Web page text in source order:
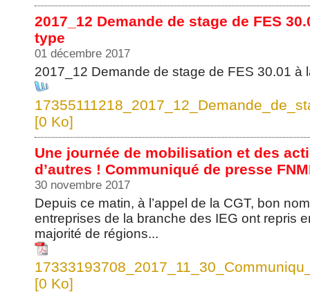
2017_12 Demande de stage de FES
type
01 décembre 2017
2017_12 Demande de stage de FES 30.01 à
[0 Ko]
Une journée de mobilisation et des
d’autres ! Communiqué de presse
30 novembre 2017
Depuis ce matin, à l’appel de la CGT, bon
entreprises de la branche des IEG ont repris
majorité de régions...
[0 Ko]